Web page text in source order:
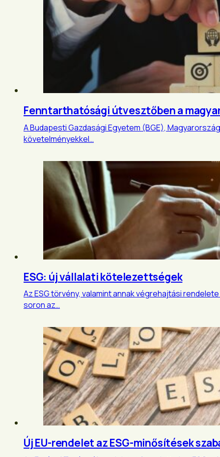
Fenntarthatósági útvesztőben a
A Budapesti Gazdasági Egyetem (BGE),
követelményekkel…
ESG: új vállalati kötelezettségek
Az ESG törvény, valamint annak végrehajtási
soron az…
Új EU-rendelet az ESG-minősítések